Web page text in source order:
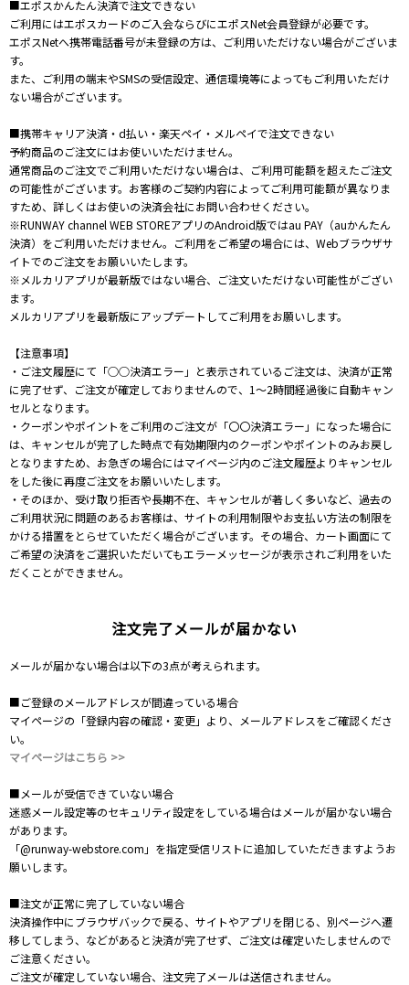
■エポスかんたん決済で注文できない
ご利用にはエポスカードのご入会ならびにエポスNet会員登録が必要です。
エポスNetへ携帯電話番号が未登録の方は、ご利用いただけない場合がございま
す。
また、ご利用の端末やSMSの受信設定、通信環境等によってもご利用いただけ
ない場合がございます。
■携帯キャリア決済・d払い・楽天ペイ・メルペイで注文できない
予約商品のご注文にはお使いいただけません。
通常商品のご注文でご利用いただけない場合は、ご利用可能額を超えたご注文
の可能性がございます。お客様のご契約内容によってご利用可能額が異なりま
すため、詳しくはお使いの決済会社にお問い合わせください。
※RUNWAY channel WEB STOREアプリのAndroid版ではau PAY（auかんたん
決済）をご利用いただけません。ご利用をご希望の場合には、Webブラウザサ
イトでのご注文をお願いいたします。
※メルカリアプリが最新版ではない場合、ご注文いただけない可能性がござい
ます。
メルカリアプリを最新版にアップデートしてご利用をお願いします。
【注意事項】
・ご注文履歴にて「○○決済エラー」と表示されているご注文は、決済が正常
に完了せず、ご注文が確定しておりませんので、1～2時間経過後に自動キャン
セルとなります。
・クーポンやポイントをご利用のご注文が「〇〇決済エラー」になった場合に
は、キャンセルが完了した時点で有効期限内のクーポンやポイントのみお戻し
となりますため、お急ぎの場合にはマイページ内のご注文履歴よりキャンセル
をした後に再度ご注文をお願いいたします。
・そのほか、受け取り拒否や長期不在、キャンセルが著しく多いなど、過去の
ご利用状況に問題のあるお客様は、サイトの利用制限やお支払い方法の制限を
かける措置をとらせていただく場合がございます。その場合、カート画面にて
ご希望の決済をご選択いただいてもエラーメッセージが表示されご利用をいた
だくことができません。
注文完了メールが届かない
メールが届かない場合は以下の3点が考えられます。
■ご登録のメールアドレスが間違っている場合
マイページの「登録内容の確認・変更」より、メールアドレスをご確認くださ
い。
マイページはこちら >>
■メールが受信できていない場合
迷惑メール設定等のセキュリティ設定をしている場合はメールが届かない場合
があります。
「@runway-webstore.com」を指定受信リストに追加していただきますようお
願いします。
■注文が正常に完了していない場合
決済操作中にブラウザバックで戻る、サイトやアプリを閉じる、別ページへ遷
移してしまう、などがあると決済が完了せず、ご注文は確定いたしませんので
ご注意ください。
ご注文が確定していない場合、注文完了メールは送信されません。